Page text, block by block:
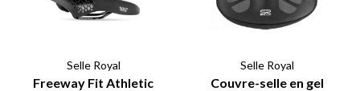
Selle Royal
Freeway Fit Athletic
Selle Royal
Couvre-selle en gel